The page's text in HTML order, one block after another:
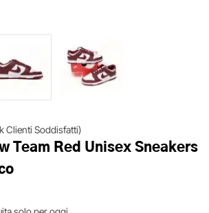
Clienti Soddisfatti)
Team Red Unisex Sneakers